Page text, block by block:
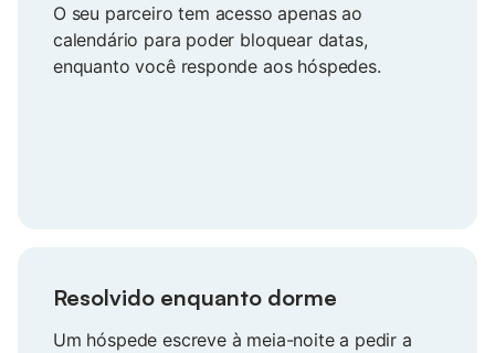
O seu parceiro tem acesso apenas ao
calendário para poder bloquear datas,
enquanto você responde aos hóspedes.
Resolvido enquanto dorme
Um hóspede escreve à meia-noite a pedir a